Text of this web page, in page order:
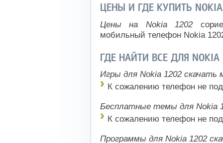
ЦЕНЫ И ГДЕ КУПИТЬ
Цены на Nokia 1202
мобильный телефон Nokia
ГДЕ НАЙТИ ВСЕ ДЛЯ
Игры для Nokia 1202 скачать
К сожалению телефон не
Бесплатные темы для Nokia
К сожалению телефон не
Программы для Nokia 1202